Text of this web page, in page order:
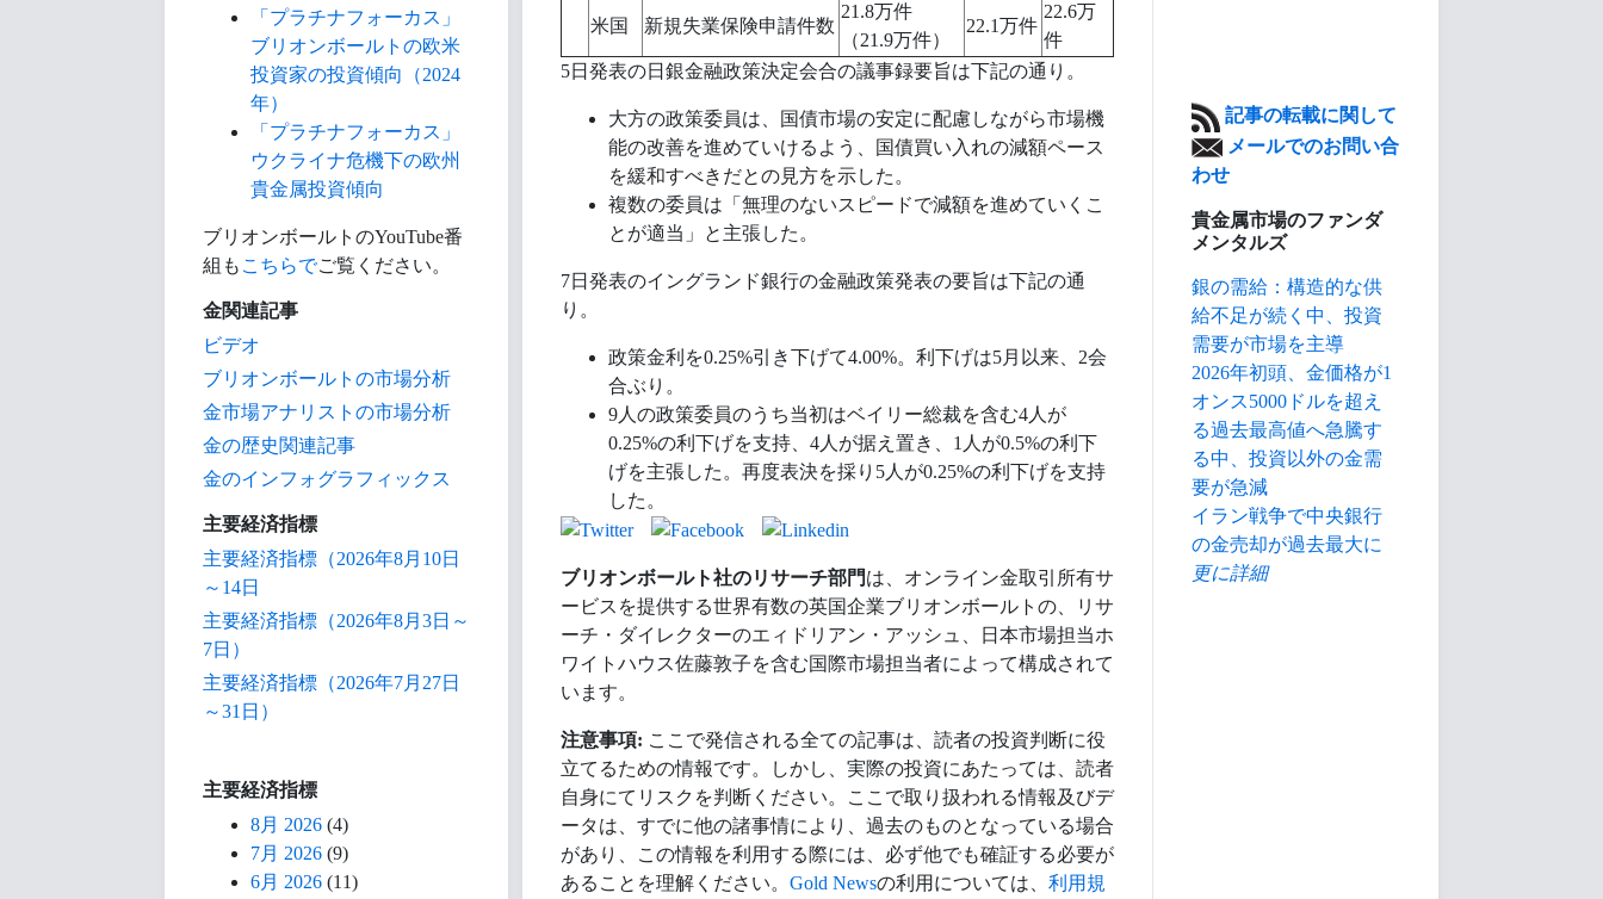
「プラチナフォーカス」
ブリオンボールトの欧米
投資家の投資傾向（2024
年）
「プラチナフォーカス」
ウクライナ危機下の欧州
貴金属投資傾向
ブリオンボールトのYouTube番
組も こちらでご覧ください。
金関連記事
ビデオ
ブリオンボールトの市場分析
金市場アナリストの市場分析
金の歴史関連記事
金のインフォグラフィックス
主要経済指標
主要経済指標（2026年8月10日
～14日
主要経済指標（2026年8月3日～
7日）
主要経済指標（2026年7月27日
～31日）
主要経済指標
8月 2026 (4)
7月 2026 (9)
6月 2026 (11)
米国 新規失業保険申請件数
21.8万件
（21.9万件）
22.1万件
22.6万
件
5日発表の日銀金融政策決定会合の議事録要旨は下記の通り。
大方の政策委員は、国債市場の安定に配慮しながら市場機
能の改善を進めていけるよう、国債買い入れの減額ペース
を緩和すべきだとの見方を示した。
複数の委員は「無理のないスピードで減額を進めていくこ
とが適当」と主張した。
7日発表のイングランド銀行の金融政策発表の要旨は下記の通
り。
政策金利を0.25%引き下げて4.00%。利下げは5月以来、2会
合ぶり。
9人の政策委員のうち当初はベイリー総裁を含む4人が
0.25%の利下げを支持、4人が据え置き、1人が0.5%の利下
げを主張した。再度表決を採り5人が0.25%の利下げを支持
した。
ブリオンボールト社のリサーチ部門は、オンライン金取引所有サ
ービスを提供する世界有数の英国企業ブリオンボールトの、リサ
ーチ・ダイレクターのエィドリアン・アッシュ、日本市場担当ホ
ワイトハウス佐藤敦子を含む国際市場担当者によって構成されて
います。
注意事項: ここで発信される全ての記事は、読者の投資判断に役
立てるための情報です。しかし、実際の投資にあたっては、読者
自身にてリスクを判断ください。ここで取り扱われる情報及びデ
ータは、すでに他の諸事情により、過去のものとなっている場合
があり、この情報を利用する際には、必ず他でも確証する必要が
あることを理解ください。 Gold Newsの利用については、 利用規
記事の転載に関して
メールでのお問い合
わせ
貴金属市場のファンダ
メンタルズ
銀の需給：構造的な供
給不足が続く中、投資
需要が市場を主導
2026年初頭、金価格が1
オンス5000ドルを超え
る過去最高値へ急騰す
る中、投資以外の金需
要が急減
イラン戦争で中央銀行
の金売却が過去最大に
更に詳細